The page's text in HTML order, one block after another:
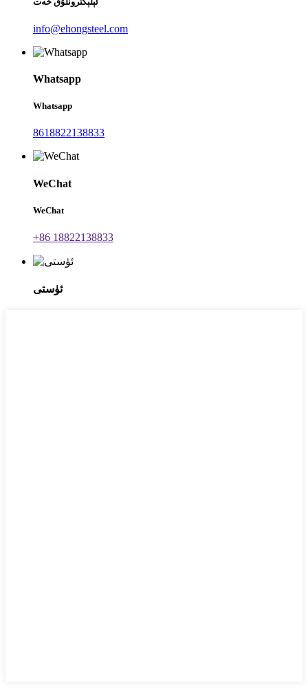
info@ehongsteel.com
Whatsapp
Whatsapp
8618822138833
WeChat
WeChat
+86 18822138833
ئۈستى